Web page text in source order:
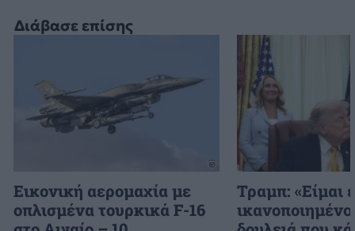
Διάβασε επίσης
Εικονική αερομαχία με
οπλισμένα τουρκικά F-16
Τραμπ: «Είμαι